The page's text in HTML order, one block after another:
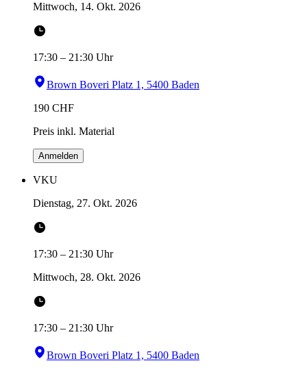
Mittwoch, 14. Okt. 2026
17:30 – 21:30 Uhr
Brown Boveri Platz 1, 5400 Baden
190 CHF
Preis inkl. Material
Anmelden
VKU
Dienstag, 27. Okt. 2026
17:30 – 21:30 Uhr
Mittwoch, 28. Okt. 2026
17:30 – 21:30 Uhr
Brown Boveri Platz 1, 5400 Baden